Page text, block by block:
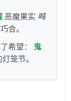
恶魔果实 呜
合。
希望：
鬼
笼节。